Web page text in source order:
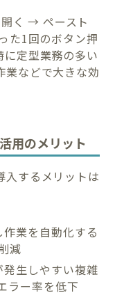
く → ペースト
た1回のボタン押
定型業務の多い
業などで大きな効
用のメリット
入するメリットは
業を自動化する
減
生しやすい複雑
ラー率を低下